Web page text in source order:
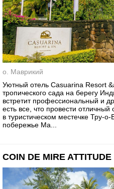
о. Маврикий
Уютный отель Casuarina Resort
тропического сада на берегу
встретит профессиональный и
есть все, что провести
в туристическом местечке Тру-
побережье Ма...
COIN DE MIRE